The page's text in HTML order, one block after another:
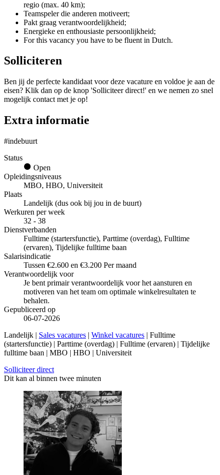
regio (max. 40 km);
Teamspeler die anderen motiveert;
Pakt graag verantwoordelijkheid;
Energieke en enthousiaste persoonlijkheid;
For this vacancy you have to be fluent in Dutch.
Solliciteren
Ben jij de perfecte kandidaat voor deze vacature en voldoe je aan de
eisen? Klik dan op de knop 'Solliciteer direct!' en we nemen zo snel
mogelijk contact met je op!
Extra informatie
#indebuurt
Status
Open
Opleidingsniveaus
MBO, HBO, Universiteit
Plaats
Landelijk (dus ook bij jou in de buurt)
Werkuren per week
32 - 38
Dienstverbanden
Fulltime (startersfunctie), Parttime (overdag), Fulltime
(ervaren), Tijdelijke fulltime baan
Salarisindicatie
Tussen €2.600 en €3.200 Per maand
Verantwoordelijk voor
Je bent primair verantwoordelijk voor het aansturen en
motiveren van het team om optimale winkelresultaten te
behalen.
Gepubliceerd op
06-07-2026
Landelijk | Sales vacatures | Winkel vacatures | Fulltime
(startersfunctie) | Parttime (overdag) | Fulltime (ervaren) | Tijdelijke
fulltime baan | MBO | HBO | Universiteit
Solliciteer direct
Dit kan al binnen twee minuten